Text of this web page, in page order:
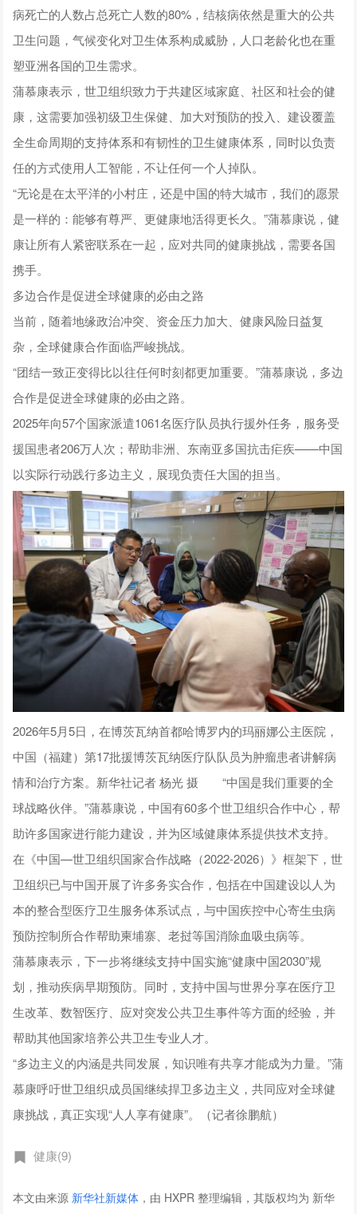
病死亡的人数占总死亡人数的80%，结核病依然是重大的公共
卫生问题，气候变化对卫生体系构成威胁，人口老龄化也在重
塑亚洲各国的卫生需求。
蒲慕康表示，世卫组织致力于共建区域家庭、社区和社会的健
康，这需要加强初级卫生保健、加大对预防的投入、建设覆盖
全生命周期的支持体系和有韧性的卫生健康体系，同时以负责
任的方式使用人工智能，不让任何一个人掉队。
“无论是在太平洋的小村庄，还是中国的特大城市，我们的愿景
是一样的：能够有尊严、更健康地活得更长久。”蒲慕康说，健
康让所有人紧密联系在一起，应对共同的健康挑战，需要各国
携手。
多边合作是促进全球健康的必由之路
当前，随着地缘政治冲突、资金压力加大、健康风险日益复
杂，全球健康合作面临严峻挑战。
“团结一致正变得比以往任何时刻都更加重要。”蒲慕康说，多边
合作是促进全球健康的必由之路。
2025年向57个国家派遣1061名医疗队员执行援外任务，服务受
援国患者206万人次；帮助非洲、东南亚多国抗击疟疾——中国
以实际行动践行多边主义，展现负责任大国的担当。
2026年5月5日，在博茨瓦纳首都哈博罗内的玛丽娜公主医院，
中国（福建）第17批援博茨瓦纳医疗队队员为肿瘤患者讲解病
情和治疗方案。新华社记者 杨光 摄 “中国是我们重要的全
球战略伙伴。”蒲慕康说，中国有60多个世卫组织合作中心，帮
助许多国家进行能力建设，并为区域健康体系提供技术支持。
在《中国—世卫组织国家合作战略（2022-2026）》框架下，世
卫组织已与中国开展了许多务实合作，包括在中国建设以人为
本的整合型医疗卫生服务体系试点，与中国疾控中心寄生虫病
预防控制所合作帮助柬埔寨、老挝等国消除血吸虫病等。
蒲慕康表示，下一步将继续支持中国实施“健康中国2030”规
划，推动疾病早期预防。同时，支持中国与世界分享在医疗卫
生改革、数智医疗、应对突发公共卫生事件等方面的经验，并
帮助其他国家培养公共卫生专业人才。
“多边主义的内涵是共同发展，知识唯有共享才能成为力量。”蒲
慕康呼吁世卫组织成员国继续捍卫多边主义，共同应对全球健
康挑战，真正实现“人人享有健康”。（记者徐鹏航）
健康(9)
本文由来源 新华社新媒体 ，由 HXPR 整理编辑，其版权均为 新华